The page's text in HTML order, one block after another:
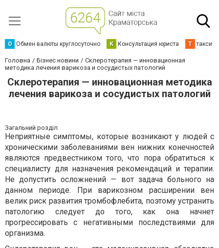
О Обмен валюты круглосуточно К Консультация юриста Т такси
Головна Бізнес новини
Склеротерапия — инновационная
методика лечения варикоза и сосудистых патологий
Склеротерапия — инновационная методика
лечения варикоза и сосудистых патологий
Загальний розділ
Неприятные симптомы, которые возникают у людей с
хроническими заболеваниями вен нижних конечностей
являются предвестником того, что пора обратиться к
специалисту для назначения рекомендаций и терапии.
Не допустить осложнений — вот задача больного на
данном периоде. При варикозном расширении вен
велик риск развития тромбофлебита, поэтому устранить
патологию следует до того, как она начнет
прогрессировать с негативными последствиями для
организма.